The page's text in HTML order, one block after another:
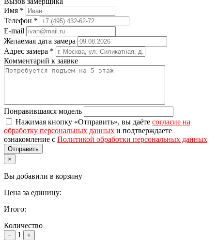
Имя *
Телефон *
E-mail
Желаемая дата замера
Адрес замера *
Комментарий к заявке
Понравившаяся модель
Нажимая кнопку «Отправить», вы даёте согласие на
обработку персональных данных и подтверждаете
ознакомление с Политикой обработки персональных данных
×
Вы добавили в корзину
Цена за единицу:
Итого:
Количество
− 1 +